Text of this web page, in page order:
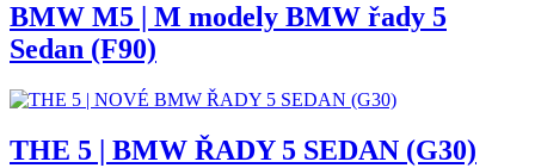
BMW M5 | M modely BMW řady 5
Sedan (F90)
THE 5 | BMW ŘADY 5 SEDAN (G30)